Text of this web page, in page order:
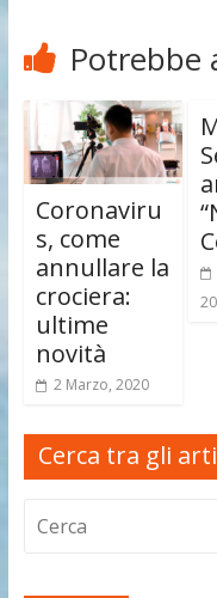
Potrebbe
Coronaviru
s, come
annullare la
crociera:
ultime
novità
2 Marzo, 2020
Cerca tra gli